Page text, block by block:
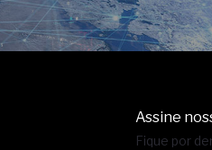
Assine
Fique por